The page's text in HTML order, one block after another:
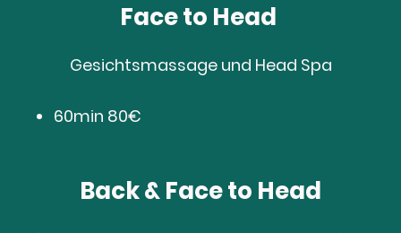
Face to Head
Gesichtsmassage und Head Spa
60min 80€
Back & Face to Head